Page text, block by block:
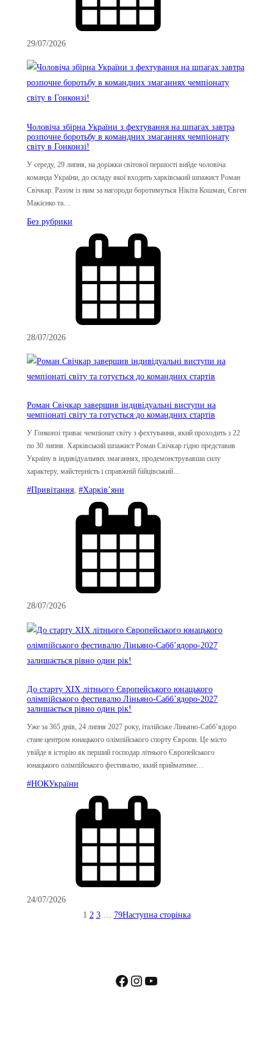
29/07/2026
Чоловіча збірна України з фехтування на шпагах завтра
розпочне боротьбу в командних змаганнях чемпіонату
світу в Гонконзі!
У середу, 29 липня, на доріжки світової першості вийде чоловіча
команда України, до складу якої входить харківський шпажист Роман
Свічкар. Разом із ним за нагороди боротимуться Нікіта Кошман, Євген
Макієнко та…
Без рубрики
28/07/2026
Роман Свічкар завершив індивідуальні виступи на
чемпіонаті світу та готується до командних стартів
У Гонконзі триває чемпіонат світу з фехтування, який проходить з 22
по 30 липня. Харківський шпажист Роман Свічкар гідно представив
Україну в індивідуальних змаганнях, продемонструвавши силу
характеру, майстерність і справжній бійцівський…
#Привітання, #Харків’яни
28/07/2026
До старту XIX літнього Європейського юнацького
олімпійського фестивалю Ліньяно-Сабб’ядоро-2027
залишається рівно один рік!
Уже за 365 днів, 24 липня 2027 року, італійське Ліньяно-Сабб’ядоро
стане центром юнацького олімпійського спорту Європи. Це місто
увійде в історію як перший господар літнього Європейського
юнацького олімпійського фестивалю, який прийматиме…
#НОКУкраїни
24/07/2026
1 2 3 79Наступна сторінка
Facebook
Instagram
YouTube